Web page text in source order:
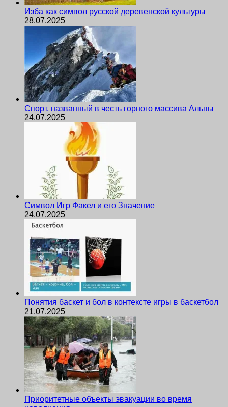
Изба как символ русской деревенской культуры
28.07.2025
Спорт, названный в честь горного массива Альпы
24.07.2025
Символ Игр Факел и его Значение
24.07.2025
Понятия баскет и бол в контексте игры в баскетбол
21.07.2025
Приоритетные объекты эвакуации во время